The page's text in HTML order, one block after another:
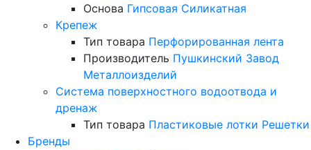
Основа Гипсовая Силикатная
Крепеж
Тип товара Перфорированная лента
Производитель Пушкинский Завод
Металлоизделий
Система поверхностного водоотвода и
дренаж
Тип товара Пластиковые лотки Решетки
Бренды